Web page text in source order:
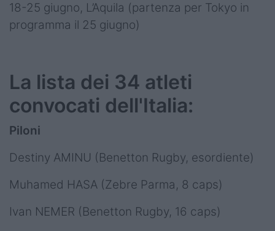
18-25 giugno, L’Aquila (partenza per Tokyo in
programma il 25 giugno)
La lista dei 34 atleti
convocati dell'Italia:
Piloni
Destiny AMINU (Benetton Rugby, esordiente)
Muhamed HASA (Zebre Parma, 8 caps)
Ivan NEMER (Benetton Rugby, 16 caps)